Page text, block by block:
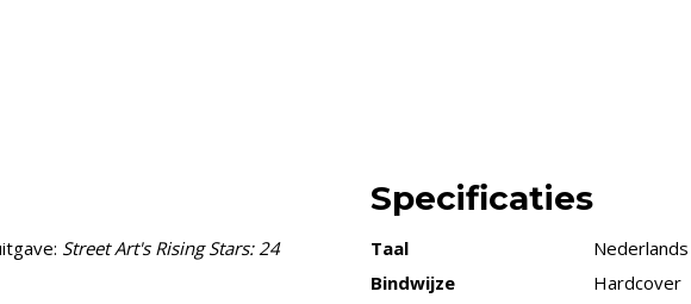
Street Art's Rising Stars: 24
Specificaties
Taal
Nederlands
Bindwijze
Hardcover